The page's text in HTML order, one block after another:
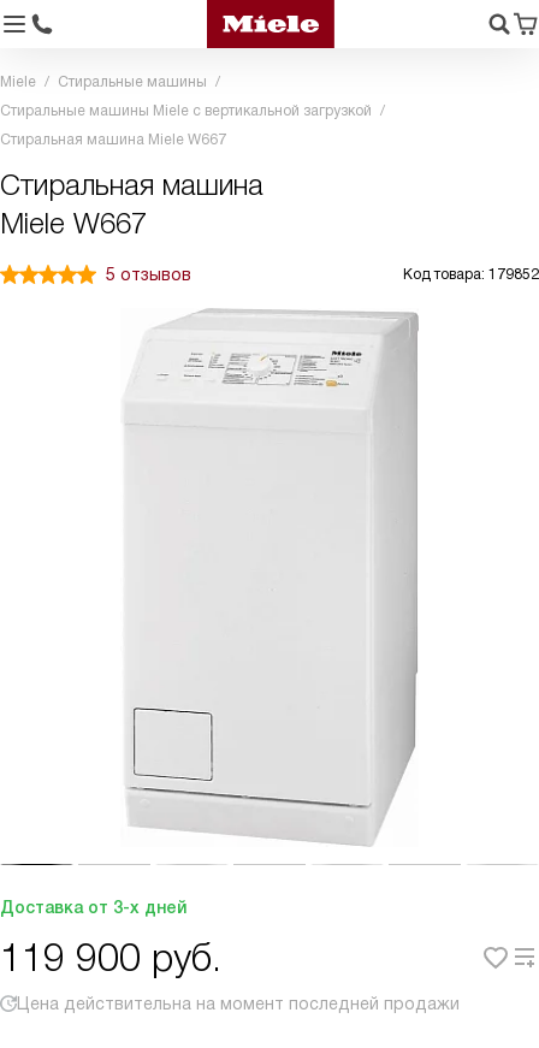
Miele
Стиральные машины
Стиральные машины Miele с вертикальной загрузкой
Стиральная машина Miele W667
Стиральная машина
Miele W667
5 отзывов Код товара: 179852
Доставка от 3-х дней
119 900 руб.
Цена действительна на момент последней продажи